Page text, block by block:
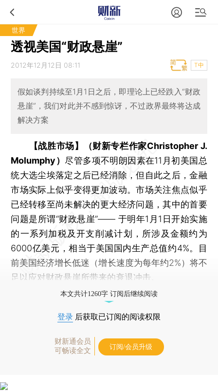
世界
透视美国“财政悬崖”
2012年12月12日 08:11 T中
假如谈判持续至1月1日之后，即理论上已经跌入“财政
悬崖”，我们对此并不感到惊讶，不过政界最终将达成
解决方案
【战胜市场】（财新专栏作家Christopher J.
Molumphy）尽管多项不明朗因素在11月初美国总
统大选尘埃落定之后已经消除，但自此之后，金融
市场实际上似乎变得更加波动。市场关注焦点似乎
已经转移至尚未解决的更大经济问题，其中的首要
问题是所谓“财政悬崖”—— 于明年1月1日开始实施
的一系列加税及开支削减计划，所涉及金额约为
6000亿美元，相当于美国国内生产总值约4%。目
前美国经济增长低迷（增长速度为每年约2%）将不
足以应对财政悬崖所带来的衰退冲击。
本文共计1260字 订阅后继续阅读
登录 后获取已订阅的阅读权限
财新通会员
可畅读全文
订阅/会员升级